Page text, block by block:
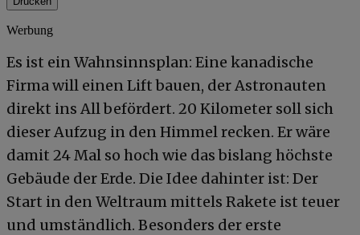
Werbung
Es ist ein Wahnsinnsplan: Eine kanadische
Firma will einen Lift bauen, der Astronauten
direkt ins All befördert. 20 Kilometer soll sich
dieser Aufzug in den Himmel recken. Er wäre
damit 24 Mal so hoch wie das bislang höchste
Gebäude der Erde. Die Idee dahinter ist: Der
Start in den Weltraum mittels Rakete ist teuer
und umständlich. Besonders der erste